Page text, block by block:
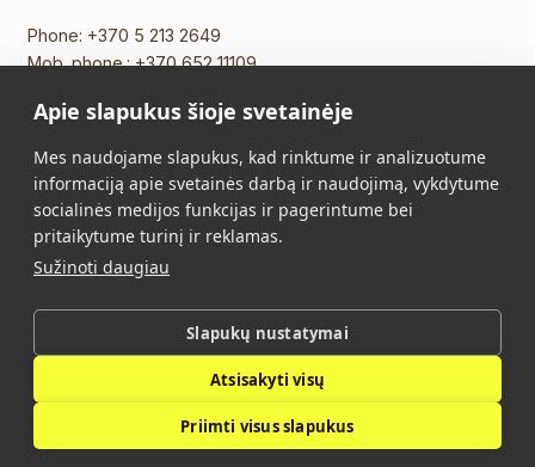
Phone: +370 5 213 2649
Mob. phone.:+370 652 11109
About Us Contacts
Purchase Terms and
Conditions
Vidalis © 2026. All rights reserved.
Apie slapukus šioje svetainėje
Mes naudojame slapukus, kad rinktume ir analizuotume
informaciją apie svetainės darbą ir naudojimą, vykdytume
socialinės medijos funkcijas ir pagerintume bei
pritaikytume turinį ir reklamas.
Sužinoti daugiau
Slapukų nustatymai
Atsisakyti visų
Priimti visus slapukus